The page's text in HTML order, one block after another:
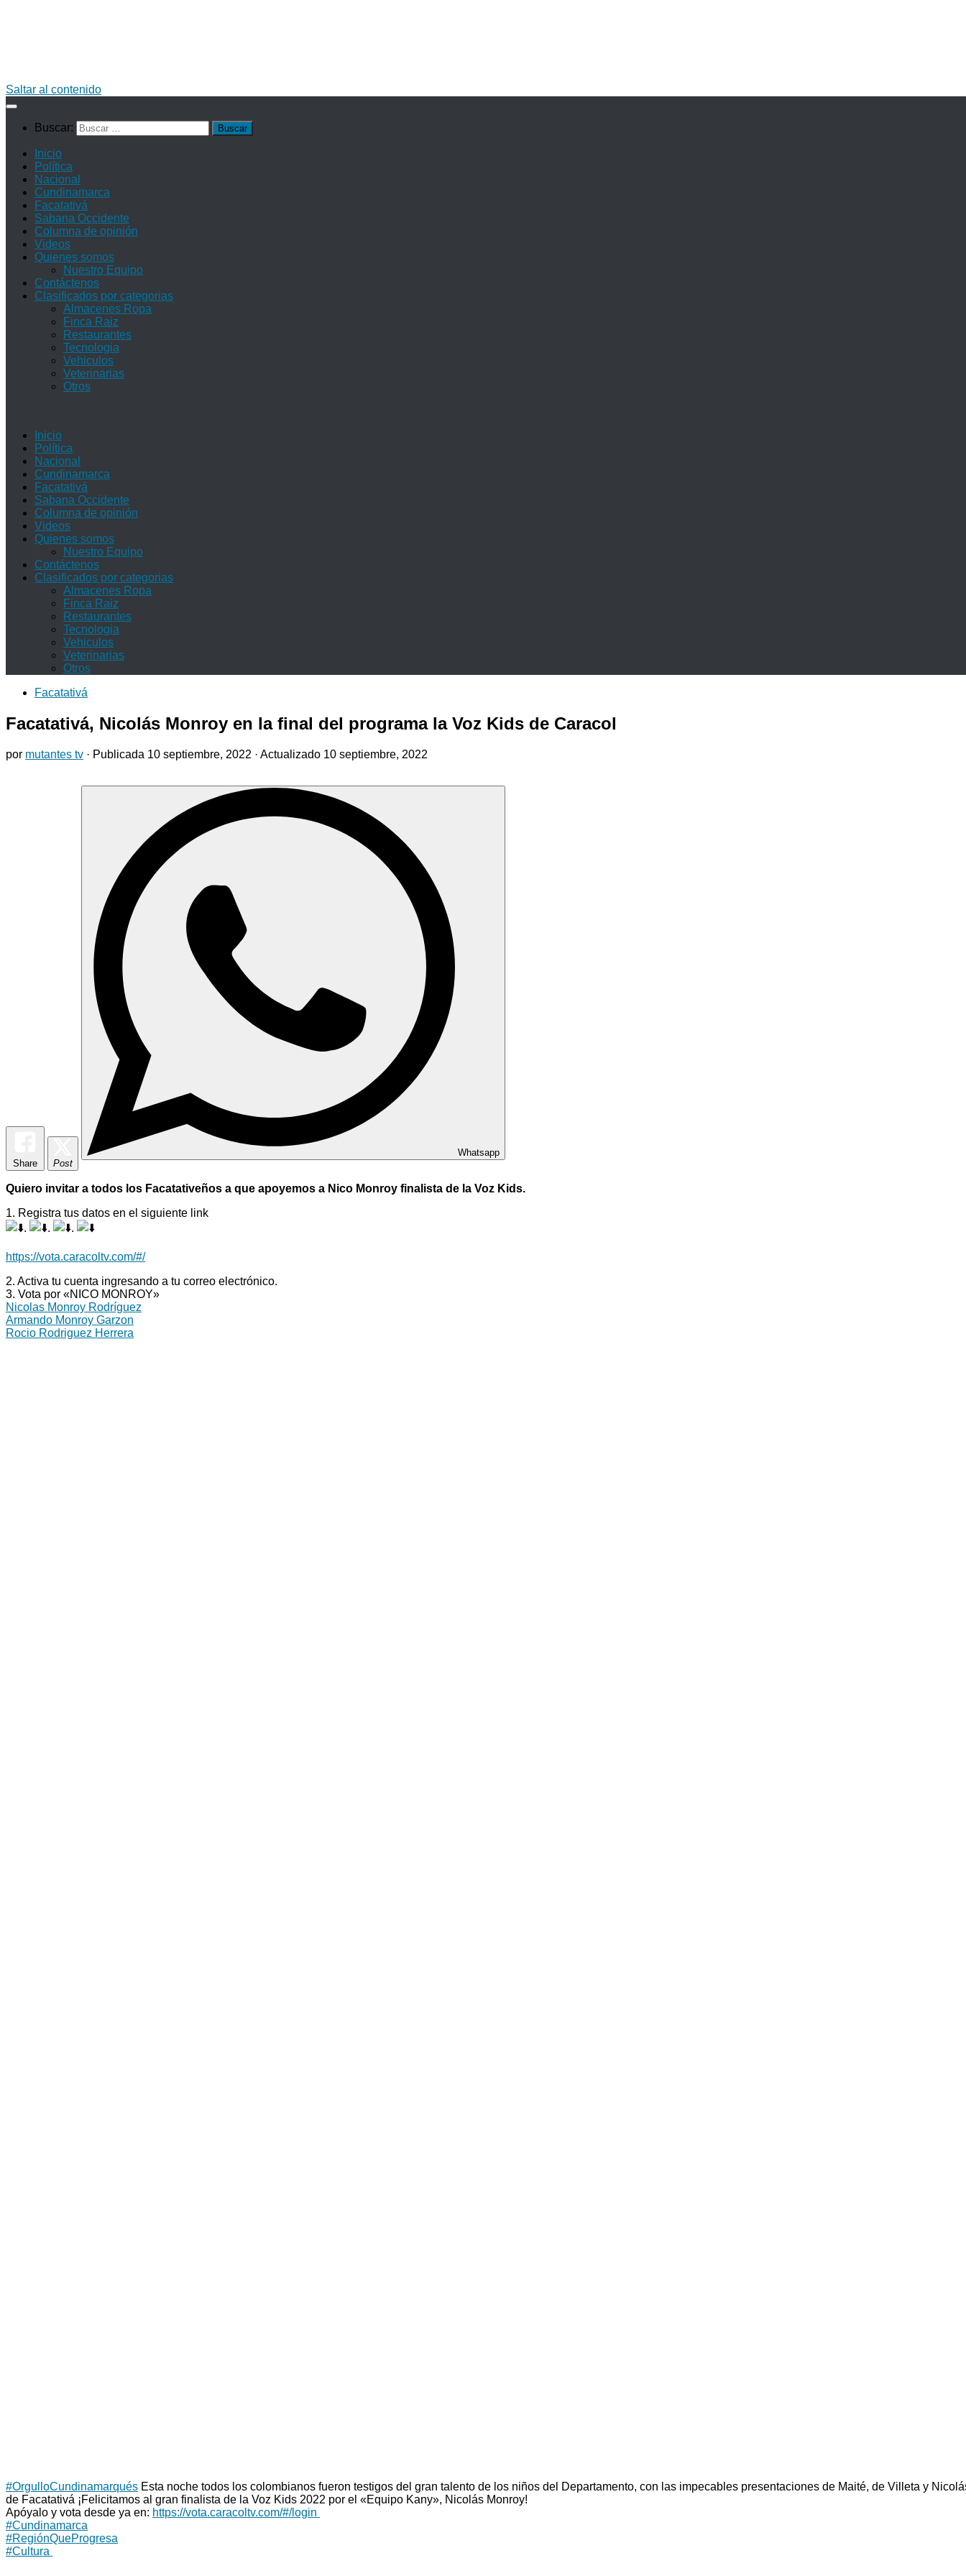
Saltar al contenido
Buscar:
Inicio
Política
Nacional
Cundinamarca
Facatativá
Sabana Occidente
Columna de opinión
Videos
Quienes somos
Nuestro Equipo
Contáctenos
Clasificados por categorias
Almacenes Ropa
Finca Raiz
Restaurantes
Tecnologia
Vehiculos
Veterinarias
Otros
Inicio
Política
Nacional
Cundinamarca
Facatativá
Sabana Occidente
Columna de opinión
Videos
Quienes somos
Nuestro Equipo
Contáctenos
Clasificados por categorias
Almacenes Ropa
Finca Raiz
Restaurantes
Tecnologia
Vehiculos
Veterinarias
Otros
Facatativá
Facatativá, Nicolás Monroy en la final del programa la Voz Kids de Caracol
por mutantes tv · Publicada 10 septiembre, 2022 · Actualizado 10 septiembre, 2022
Share Post
Whatsapp
Quiero invitar a todos los Facatativeños a que apoyemos a Nico Monroy finalista de la Voz Kids.
1. Registra tus datos en el siguiente link
.
. .
https://vota.caracoltv.com/#/
2. Activa tu cuenta ingresando a tu correo electrónico.
3. Vota por «NICO MONROY»
Nicolas Monroy Rodríguez
Armando Monroy Garzon
Rocio Rodriguez Herrera
#OrgulloCundinamarqués Esta noche todos los colombianos fueron testigos del gran talento de los niños del Departamento, con las impecables presentaciones de Maité, de Villeta y
de Facatativá ¡Felicitamos al gran finalista de la Voz Kids 2022 por el «Equipo Kany», Nicolás Monroy!
Apóyalo y vota desde ya en: https://vota.caracoltv.com/#/login
#Cundinamarca
#RegiónQueProgresa
#Cultura